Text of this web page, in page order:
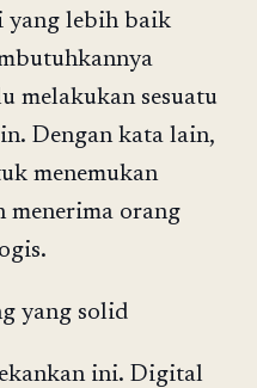
yang lebih baik
melakukan sesuatu
Dengan kata lain,
menemukan
menerima orang
yang solid
ini. Digital